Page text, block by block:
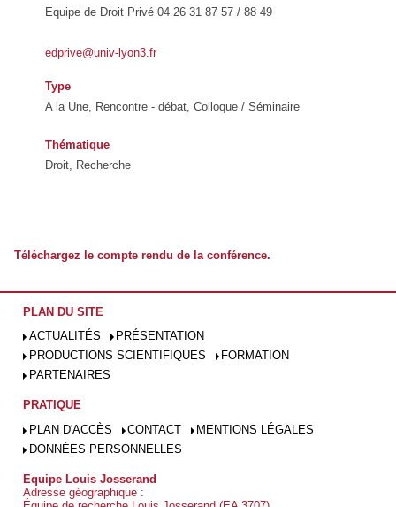
Equipe de Droit Privé 04 26 31 87 57 / 88 49
edprive@univ-lyon3.fr
Type
A la Une, Rencontre - débat, Colloque / Séminaire
Thématique
Droit, Recherche
Téléchargez le compte rendu de la conférence.
PLAN DU SITE
ACTUALITÉS
PRÉSENTATION
PRODUCTIONS SCIENTIFIQUES
FORMATION
PARTENAIRES
PRATIQUE
PLAN D'ACCÈS
CONTACT
MENTIONS LÉGALES
DONNÉES PERSONNELLES
Equipe Louis Josserand
Adresse géographique :